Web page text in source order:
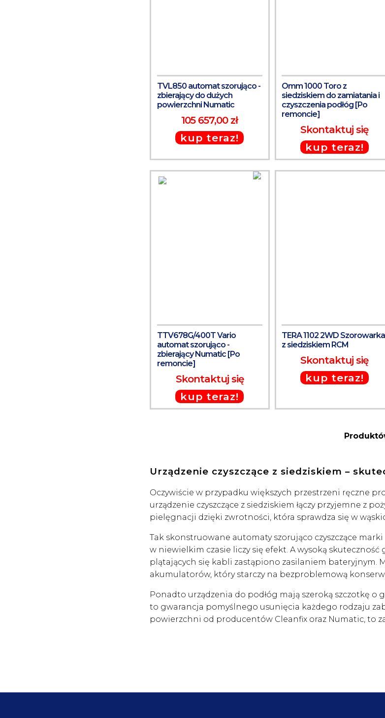
TVL850 automat szorująco -
zbierający do dużych
powierzchni Numatic
105 657,00 zł
kup teraz!
Omm 1000 Toro z
siedziskiem do zamiatania i
czyszczenia podłóg [Po
remoncie]
Skontaktuj się
kup teraz!
TTV678G/400T Vario
automat szorująco -
zbierający Numatic [Po
remoncie]
Skontaktuj się
kup teraz!
TERA 1102 2WD Szorowarka
z siedziskiem RCM
Skontaktuj się
kup teraz!
Urządzenie czyszczące z siedziskiem –
Oczywiście w przypadku większych przestrzeni ręczne
urządzenie czyszczące z siedziskiem łączy przyjemne z
pielęgnacji dzięki zwrotności, która sprawdza się w
Tak skonstruowane automaty szorująco czyszczące
w niewielkim czasie liczy się efekt. A wysoką
plątających się kabli zastąpiono zasilaniem bateryjnym.
akumulatorów, który starczy na bezproblemową
Ponadto urządzenia do podłóg mają szeroką szczotkę
to gwarancja pomyślnego usunięcia każdego rodzaju
powierzchni od producentów Cleanfix oraz Numatic, to